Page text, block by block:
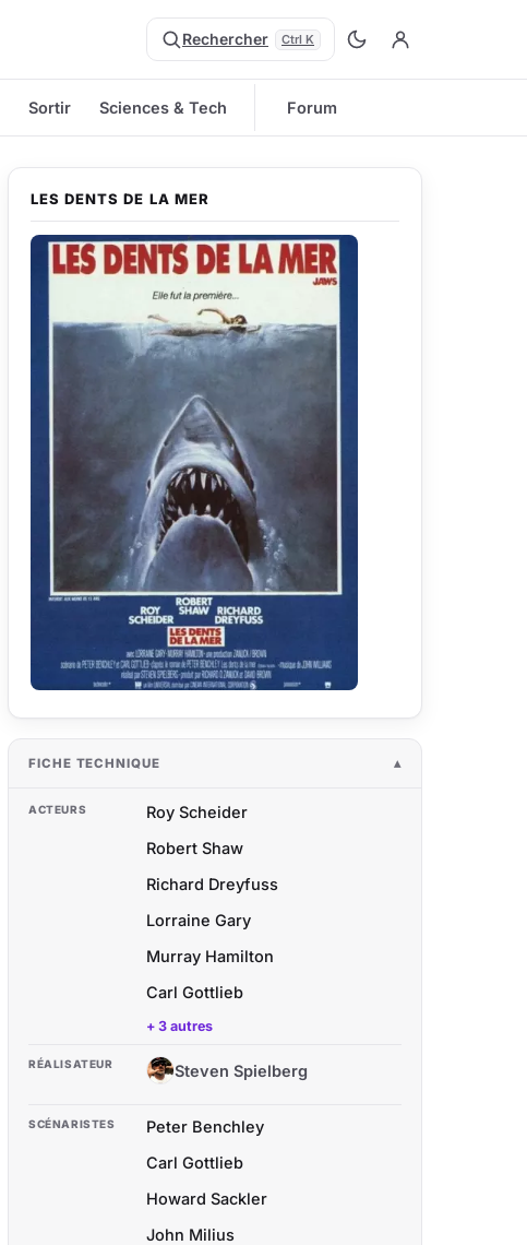
Rechercher Ctrl K
Sortir Sciences & Tech Forum
LES DENTS DE LA MER
FICHE TECHNIQUE
ACTEURS
Roy Scheider
Robert Shaw
Richard Dreyfuss
Lorraine Gary
Murray Hamilton
Carl Gottlieb
+ 3 autres
RÉALISATEUR SS Steven Spielberg
SCÉNARISTES
Peter Benchley
Carl Gottlieb
Howard Sackler
John Milius